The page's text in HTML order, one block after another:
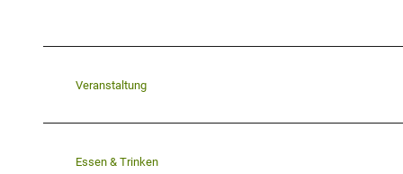
Veranstaltung
Essen & Trinken